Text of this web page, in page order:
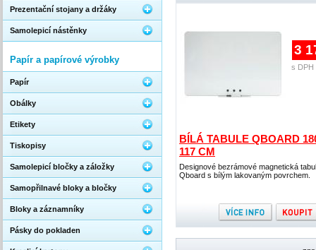
BÍLÁ TABULE QBOARD
117 CM
Designové bezrámové magnetická
Qboard s bílým lakovaným povrchem.
3
s DPH
Prezentační stojany a držáky
Samolepicí nástěnky
Papír a papírové výrobky
Papír
Obálky
Etikety
Tiskopisy
Samolepicí bločky a záložky
Samopřilnavé bloky a bločky
Bloky a záznamníky
Pásky do pokladen